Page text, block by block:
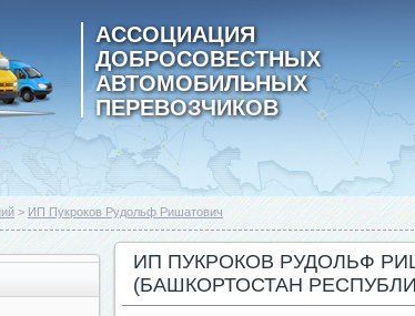
АССОЦИАЦИЯ
ДОБРОСОВЕСТНЫХ
АВТОМОБИЛЬНЫХ
ПЕРЕВОЗЧИКОВ
> ИП Пукроков Рудольф Ришатович
ИП ПУКРОКОВ РУДОЛЬФ
(БАШКОРТОСТАН